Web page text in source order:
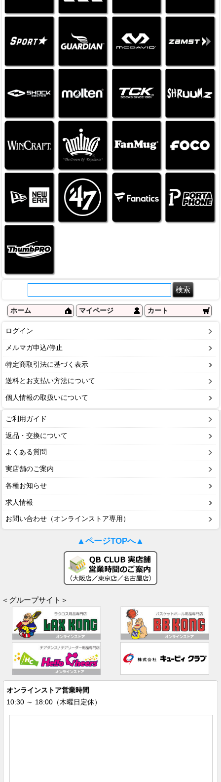
ホーム マイページ カート
ログイン
メルマガ申込/停止
特定商取引法に基づく表示
送料とお支払い方法について
個人情報の取扱いについて
ご利用ガイド
返品・交換について
よくある質問
実店舗のご案内
各種お知らせ
求人情報
お問い合わせ（オンラインストア専用）
▲ページTOPへ▲
＜グループサイト＞
オンラインストア営業時間
10:30 ～ 18:00（木曜日定休）